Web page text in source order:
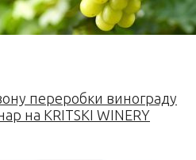
переробки винограду
на KRITSKI WINERY